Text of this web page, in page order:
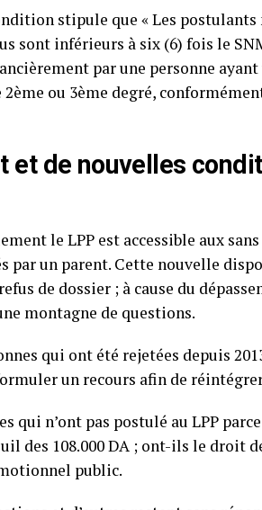
stipule que « Les
sont inférieurs à six (6) fois le
par une personne
2ème ou 3ème degré,
et de nouvelles
le LPP est accessible aux
par un parent. Cette nouvelle
de dossier ; à cause du
montagne de questions.
qui ont été rejetées depuis
un recours afin de
qui n’ont pas postulé au LPP
des 108.000 DA ; ont-ils le droit
public.